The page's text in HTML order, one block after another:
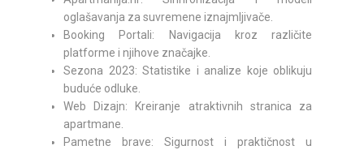
oglašavanja za suvremene iznajmljivače.
Booking Portali: Navigacija kroz različite
platforme i njihove značajke.
Sezona 2023: Statistike i analize koje oblikuju
buduće odluke.
Web Dizajn: Kreiranje atraktivnih stranica za
apartmane.
Pametne brave: Sigurnost i praktičnost u